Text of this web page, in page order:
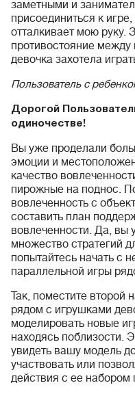
заметными и
присоединиться к
отталкивает мою руку.
противостояние
девочка захотела
Пользователь с
Дорогой
одиночестве!
Вы уже проделали
эмоции и
качество
пирожные на поднос.
вовлеченность с
составить план
вовлеченности. Да, вы
множество стратегий
попытайтесь начать с
параллельной игры
Так, поместите второй
рядом с игрушками
моделировать новые
находясь поблизости.
увидеть вашу модель
участвовать или
действия с ее